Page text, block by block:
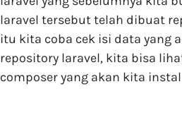
laravel tersebut telah dibuat
itu kita coba cek isi data yang
repository laravel, kita bisa
composer yang akan kita